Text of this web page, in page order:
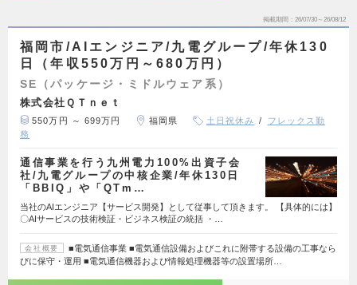
掲載期間 26/07/30～26/08/12
福岡市/AIエンジニア/九電グループ/年休130
日（年収550万円～680万円）
SE（パッケージ・ミドルウェア系）
株式会社ＱＴｎｅｔ
550万円 ～ 699万円 福岡県 土日祝休み
フレックス勤
務
通信事業を行う九州電力100%出資子会
社/九電グループの中核企業/年休130日
「BBIQ」や「QTm…
当社のAIエンジニア【サービス開発】として従事して頂きます。 【具体的には】
〇AIサービスの技術検証・ビジネス検証の統括 ・…
会社概要
■電気通信事業 ■電気通信設備およびこれに附帯する設備の工事なら
びに保守・運用 ■電気通信機器および情報処理機器等の設置場所…